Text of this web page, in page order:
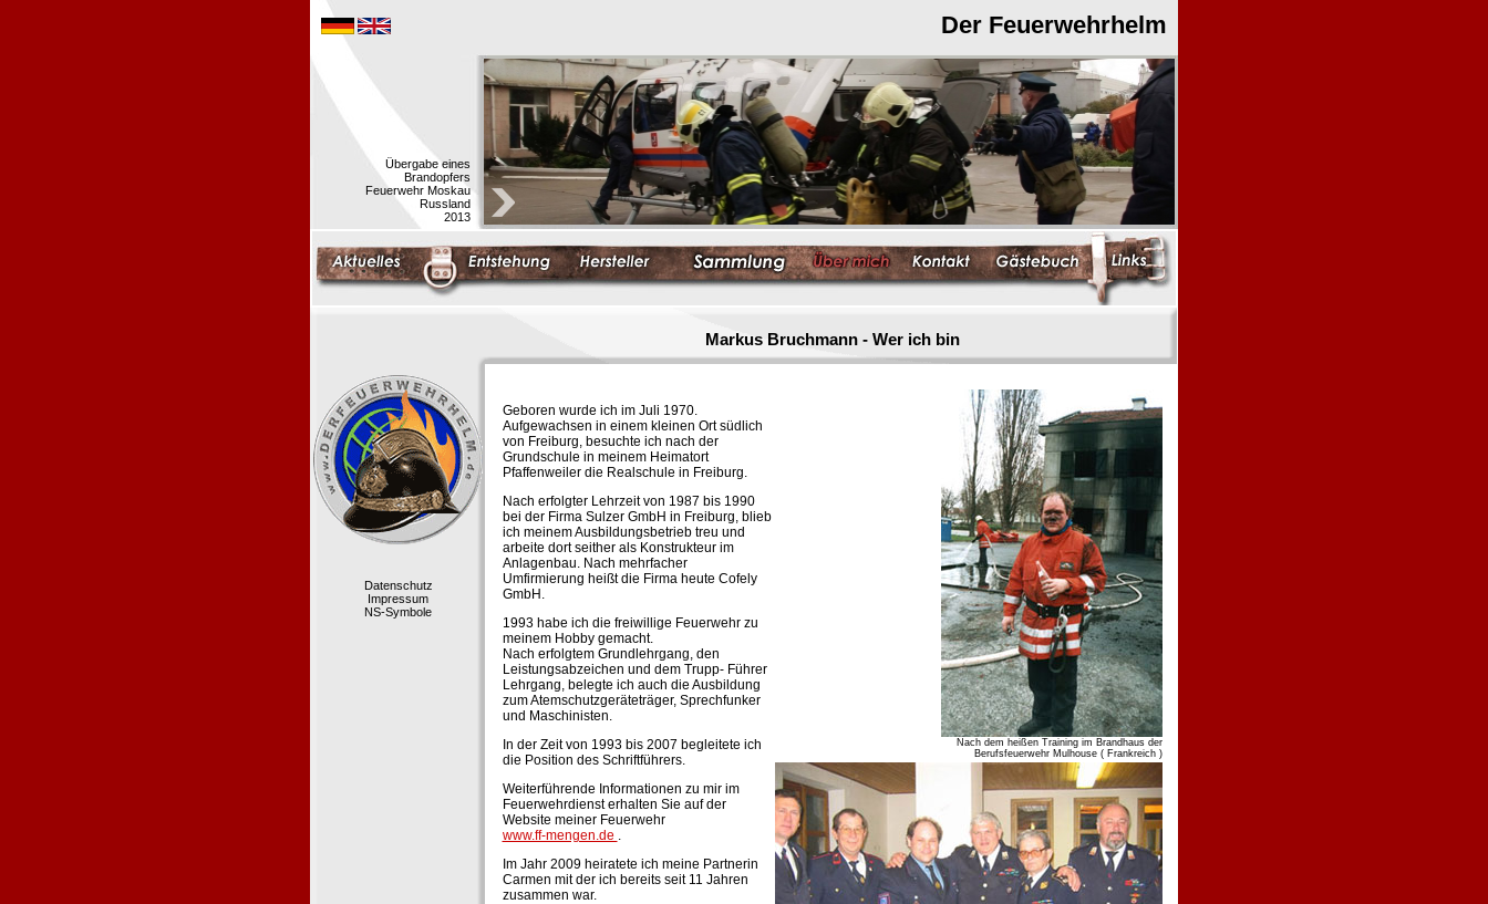
Der Feuerwehrhelm
Übergabe eines
Brandopfers
Feuerwehr Moskau
Russland
2013
Markus Bruchmann - Wer ich bin
Datenschutz
Impressum
NS-Symbole
Geboren wurde ich im Juli 1970.
Aufgewachsen in einem kleinen Ort südlich
von Freiburg, besuchte ich nach der
Grundschule in meinem Heimatort
Pfaffenweiler die Realschule in Freiburg.
Nach erfolgter Lehrzeit von 1987 bis 1990
bei der Firma Sulzer GmbH in Freiburg, blieb
ich meinem Ausbildungsbetrieb treu und
arbeite dort seither als Konstrukteur im
Anlagenbau. Nach mehrfacher
Umfirmierung heißt die Firma heute Cofely
GmbH.
1993 habe ich die freiwillige Feuerwehr zu
meinem Hobby gemacht.
Nach erfolgtem Grundlehrgang, den
Leistungsabzeichen und dem Trupp- Führer
Lehrgang, belegte ich auch die Ausbildung
zum Atemschutzgeräteträger, Sprechfunker
und Maschinisten.
In der Zeit von 1993 bis 2007 begleitete ich
die Position des Schriftführers.
Weiterführende Informationen zu mir im
Feuerwehrdienst erhalten Sie auf der
Website meiner Feuerwehr
www.ff-mengen.de .
Im Jahr 2009 heiratete ich meine Partnerin
Carmen mit der ich bereits seit 11 Jahren
zusammen war.
Nach dem heißen Training im Brandhaus der
Berufsfeuerwehr Mulhouse ( Frankreich )